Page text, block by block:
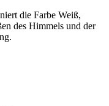
die Farbe Weiß,
des Himmels und der